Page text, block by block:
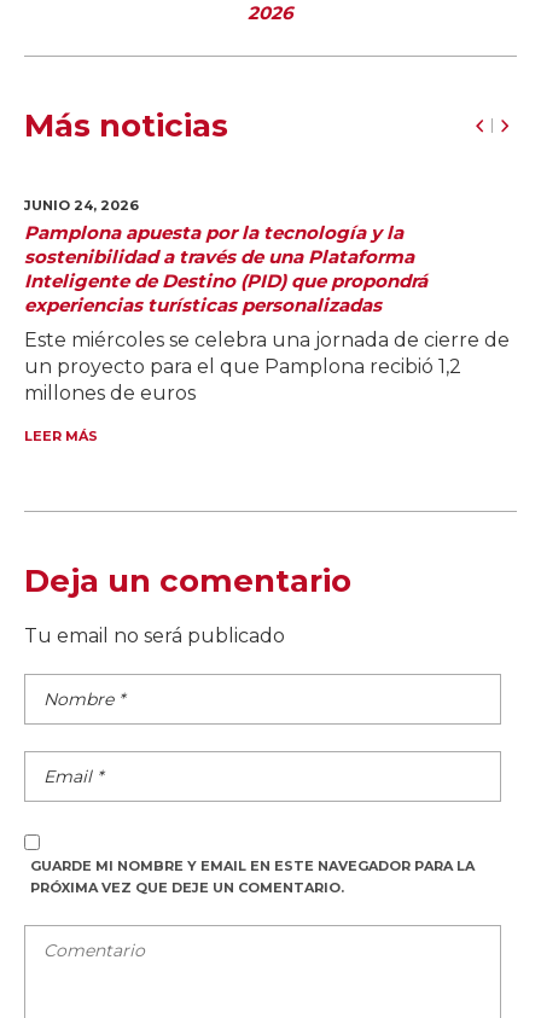
2026
Más noticias
JUNIO 24, 2026
Pamplona apuesta por la tecnología y la
sostenibilidad a través de una Plataforma
Inteligente de Destino (PID) que propondrá
experiencias turísticas personalizadas
Este miércoles se celebra una jornada de cierre de
un proyecto para el que Pamplona recibió 1,2
millones de euros
LEER MÁS
Deja un comentario
Tu email no será publicado
GUARDE MI NOMBRE Y EMAIL EN ESTE NAVEGADOR PARA LA
PRÓXIMA VEZ QUE DEJE UN COMENTARIO.